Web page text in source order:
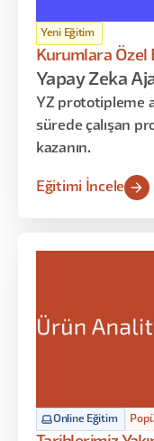
Yeni Eğitim
Kurumlara Özel
Yapay Zeka
YZ prototipleme
sürede çalışan
kazanın.
Eğitimi İncele
Online Eğitim